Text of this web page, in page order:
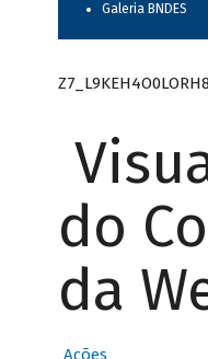
Galeria BNDES
do
da